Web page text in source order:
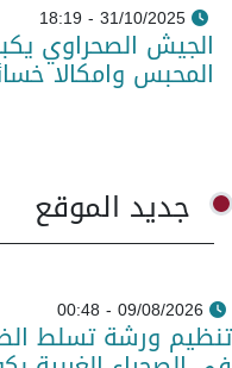
31/10/2025 - 18:19
الجيش الصحراوي
المحبس وامكالا
جديد الموقع
09/08/2026 - 00:48
تنظيم ورشة تسلط